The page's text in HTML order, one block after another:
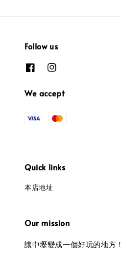
Follow us
We accept
Quick links
本店地址
Our mission
讓中壢變成一個好玩的地方！